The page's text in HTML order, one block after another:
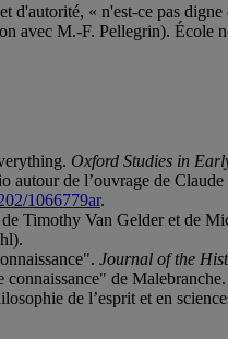
« n'est-ce pas
avec M.-F. Pellegrin). École
Oxford Studies in
de l’ouvrage de
1066779ar.
Timothy Van Gelder et de
Journal of the
de Malebranche.
de l’esprit et en